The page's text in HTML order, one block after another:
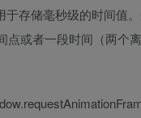
于存储毫秒级的时间值
点或者一段时间（两个